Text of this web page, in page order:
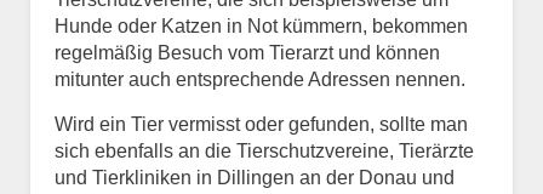
Hunde oder Katzen in Not kümmern, bekommen
regelmäßig Besuch vom Tierarzt und können
mitunter auch entsprechende Adressen nennen.
Wird ein Tier vermisst oder gefunden, sollte man
sich ebenfalls an die Tierschutzvereine, Tierärzte
und Tierkliniken in Dillingen an der Donau und